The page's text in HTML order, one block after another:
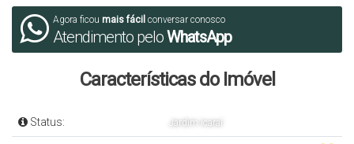
Agora ficou mais fácil conversar conosco
Atendimento peloWhatsApp
Características do Imóvel
Status: Jardim Icaraí